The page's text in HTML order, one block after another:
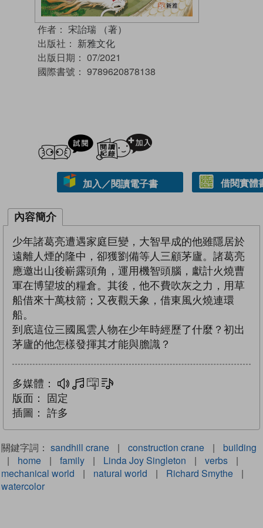
作者： 宋詒瑞 （著）
出版社： 新雅文化
出版日期： 07/2021
國際書號： 9789620878138
試閲
加入／閱讀電子書 借閱實體
內容簡介
少年諸葛亮遭遇家庭巨變，大智早成的他雖隱居於
遠離人煙的隆中，卻獲劉備等人三顧茅廬。諸葛亮
應邀出山後嶄露頭角，運用機智頭腦，獻計火燒曹
軍在博望坡的糧倉。其後，他不費吹灰之力，用草
船借來十萬枝箭；又夜觀天象，借東風火燒連環
船。
到底這位三國風雲人物在少年時經歷了什麼？初出
茅廬的他怎樣發揮其才能與膽識？
多媒體： 多媒體互動練習
版面：
固定
插圖：
許多
關鍵字詞： sandhill crane | construction crane |
building
|
home | family | Linda Joy Singleton | verbs
|
mechanical world
| natural world | Richard Smythe
|
watercolor